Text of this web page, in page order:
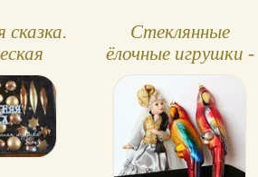
Стеклянные
ёлочные игрушки -
два попугая